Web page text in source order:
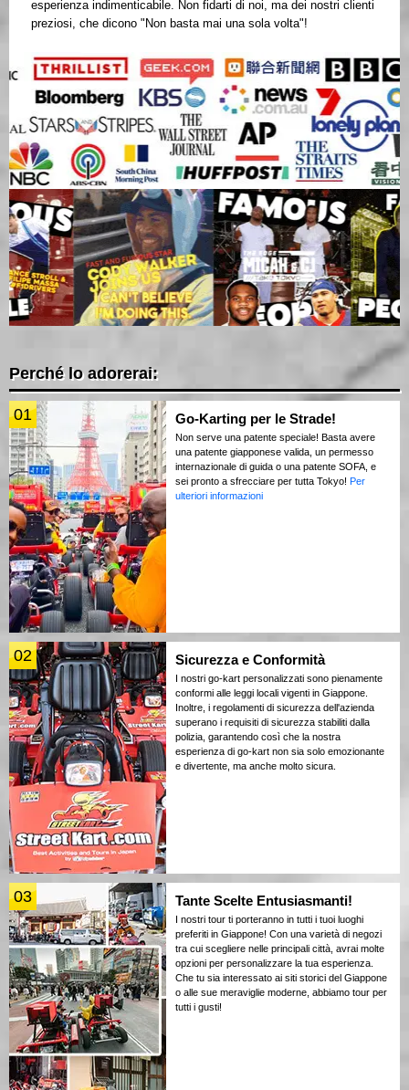
esperienza indimenticabile. Non fidarti di noi, ma dei nostri clienti
preziosi, che dicono "Non basta mai una sola volta"!
Perché lo adorerai:
01 Go-Karting per le Strade!
Non serve una patente speciale! Basta avere
una patente giapponese valida, un permesso
internazionale di guida o una patente SOFA, e
sei pronto a sfrecciare per tutta Tokyo! Per
ulteriori informazioni
02 Sicurezza e Conformità
I nostri go-kart personalizzati sono pienamente
conformi alle leggi locali vigenti in Giappone.
Inoltre, i regolamenti di sicurezza dell'azienda
superano i requisiti di sicurezza stabiliti dalla
polizia, garantendo così che la nostra
esperienza di go-kart non sia solo emozionante
e divertente, ma anche molto sicura.
03 Tante Scelte Entusiasmanti!
I nostri tour ti porteranno in tutti i tuoi luoghi
preferiti in Giappone! Con una varietà di negozi
tra cui scegliere nelle principali città, avrai molte
opzioni per personalizzare la tua esperienza.
Che tu sia interessato ai siti storici del Giappone
o alle sue meraviglie moderne, abbiamo tour per
tutti i gusti!